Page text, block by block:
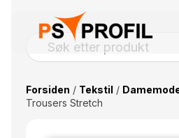
Forsiden / Tekstil /
Trousers Stretch